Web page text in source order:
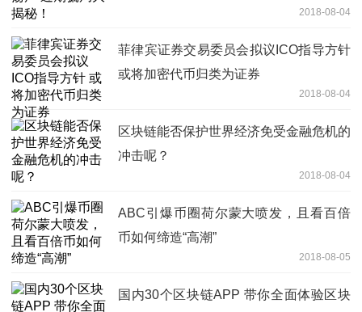
2018-08-04
菲律宾证券交易委员会拟议ICO指导方针
或将加密代币归类为证券
2018-08-04
区块链能否保护世界经济免受金融危机的
冲击呢？
2018-08-04
ABC引爆币圈荷尔蒙大喷发，且看百倍
币如何缔造“高潮”
2018-08-05
国内30个区块链APP 带你全面体验区块